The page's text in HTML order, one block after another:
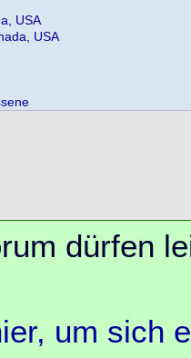
USA
USA
dürfen
um sich